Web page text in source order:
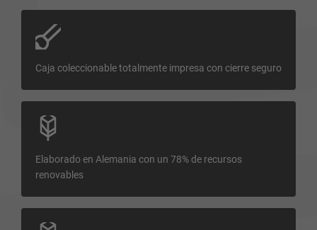
Caja coleccionable totalmente impresa con cierre seguro
Elaborado en Alemania con un 78% de recursos
renovables